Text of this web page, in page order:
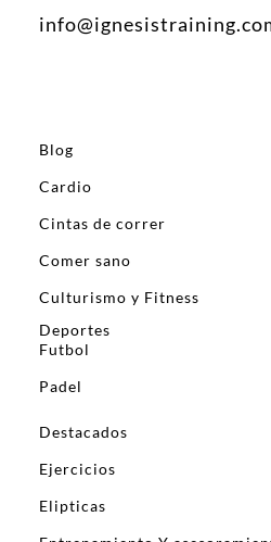
Blog
Cardio
Cintas de correr
Comer sano
Culturismo y Fitness
Deportes
Futbol
Padel
Destacados
Ejercicios
Elipticas